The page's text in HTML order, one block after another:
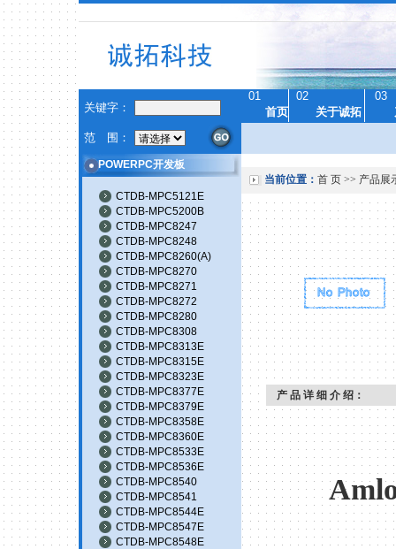
关键字：
范 围：
01 02
03
首页
关于诚拓
POWERPC开发板
CTDB-MPC5121E
CTDB-MPC5200B
CTDB-MPC8247
CTDB-MPC8248
CTDB-MPC8260(A)
CTDB-MPC8270
CTDB-MPC8271
CTDB-MPC8272
CTDB-MPC8280
CTDB-MPC8308
CTDB-MPC8313E
CTDB-MPC8315E
CTDB-MPC8323E
CTDB-MPC8377E
CTDB-MPC8379E
CTDB-MPC8358E
CTDB-MPC8360E
CTDB-MPC8533E
CTDB-MPC8536E
CTDB-MPC8540
CTDB-MPC8541
CTDB-MPC8544E
CTDB-MPC8547E
CTDB-MPC8548E
当前位置： 首 页>> 产品展
产 品 详 细 介 绍：